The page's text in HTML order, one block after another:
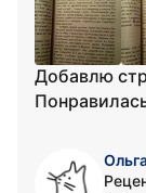
Добавлю